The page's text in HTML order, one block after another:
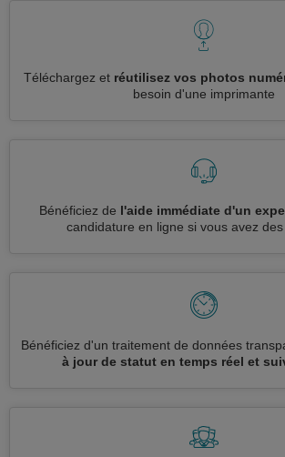
Téléchargez et réutilisez vos photos
besoin d'une imprimante
Bénéficiez de l'aide immédiate d'un
candidature en ligne si vous avez
Bénéficiez d'un traitement de données
à jour de statut en temps réel et